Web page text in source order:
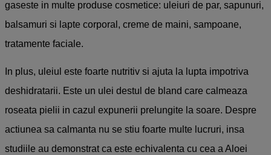
gaseste in multe produse cosmetice: uleiuri de par, sapunuri,
balsamuri si lapte corporal, creme de maini, sampoane,
tratamente faciale.
In plus, uleiul este foarte nutritiv si ajuta la lupta impotriva
deshidratarii. Este un ulei destul de bland care calmeaza
roseata pielii in cazul expunerii prelungite la soare. Despre
actiunea sa calmanta nu se stiu foarte multe lucruri, insa
studiile au demonstrat ca este echivalenta cu cea a Aloei